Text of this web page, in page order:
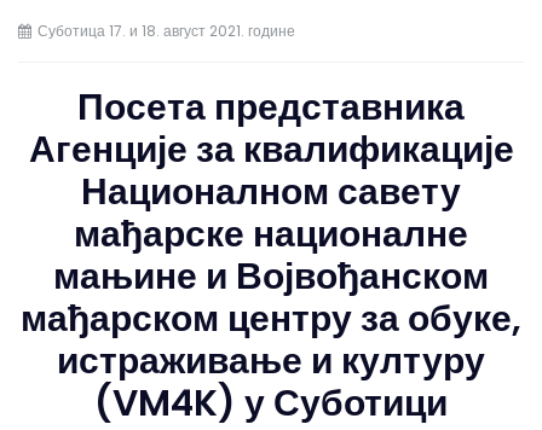
Суботица 17. и 18. август 2021. године
Посета представника
Агенције за квалификације
Националном савету
мађарске националне
мањине и Војвођанском
мађарском центру за обуке,
истраживање и културу
(VM4K) у Суботици